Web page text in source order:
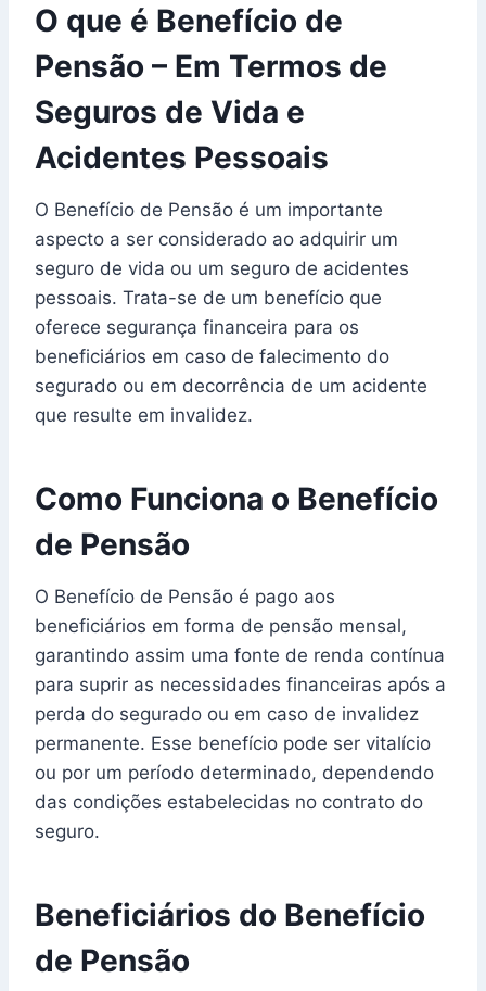
O que é Benefício de
Pensão – Em Termos de
Seguros de Vida e
Acidentes Pessoais
O Benefício de Pensão é um importante
aspecto a ser considerado ao adquirir um
seguro de vida ou um seguro de acidentes
pessoais. Trata-se de um benefício que
oferece segurança financeira para os
beneficiários em caso de falecimento do
segurado ou em decorrência de um acidente
que resulte em invalidez.
Como Funciona o Benefício
de Pensão
O Benefício de Pensão é pago aos
beneficiários em forma de pensão mensal,
garantindo assim uma fonte de renda contínua
para suprir as necessidades financeiras após a
perda do segurado ou em caso de invalidez
permanente. Esse benefício pode ser vitalício
ou por um período determinado, dependendo
das condições estabelecidas no contrato do
seguro.
Beneficiários do Benefício
de Pensão